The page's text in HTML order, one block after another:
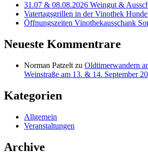
31.07 & 08.08.2026 Weingut &
Vatertagsgrillen in der Vinothek
Öffnungszeiten Vinothekausschank
Neueste Kommentrare
Norman Patzelt zu Oldtimerwandern
Weinstraße am 13. & 14. September
Kategorien
Allgemein
Veranstaltungen
Archive